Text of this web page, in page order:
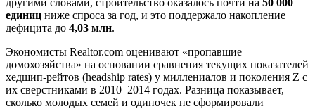
другими словами, строительство оказалось почти на 50 000
единиц ниже спроса за год, и это поддержало накопление
дефицита до 4,03 млн.
Экономисты Realtor.com оценивают «пропавшие
домохозяйства» на основании сравнения текущих показателей
хедшип-рейтов (headship rates) у миллениалов и поколения Z с
их сверстниками в 2010–2014 годах. Разница показывает,
сколько молодых семей и одиночек не сформировали